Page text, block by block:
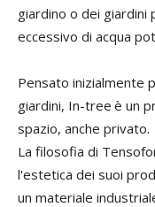
giardino o dei giardini
eccessivo di acqua
Pensato inizialmente
giardini, In-tree è un
spazio, anche privato.
La filosofia di
l'estetica dei suoi
un materiale